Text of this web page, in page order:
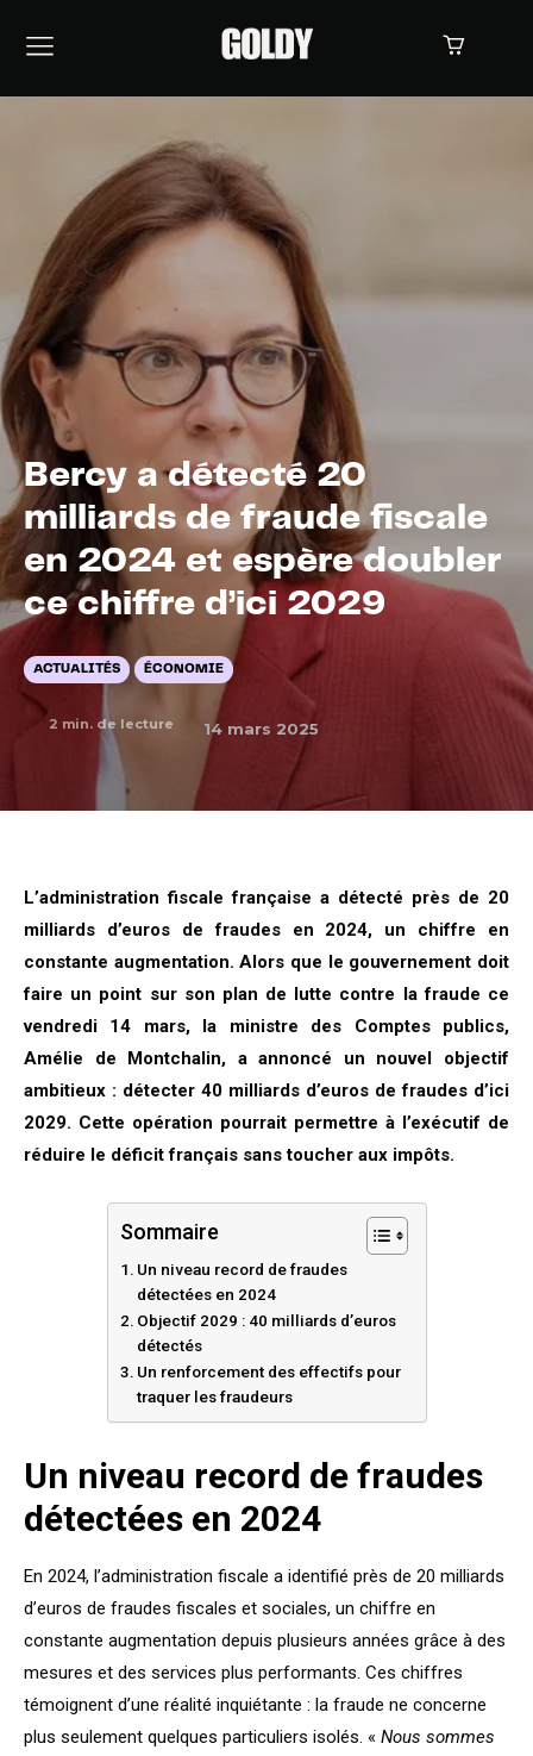
Bercy a détecté 20
milliards de fraude fiscale
en 2024 et espère doubler
ce chiffre d’ici 2029
ACTUALITÉS ÉCONOMIE
2 min. de lecture 14 mars 2025
L’administration fiscale française a détecté près de 20
milliards d’euros de fraudes en 2024, un chiffre en
constante augmentation. Alors que le gouvernement doit
faire un point sur son plan de lutte contre la fraude ce
vendredi 14 mars, la ministre des Comptes publics,
Amélie de Montchalin, a annoncé un nouvel objectif
ambitieux : détecter 40 milliards d’euros de fraudes d’ici
2029. Cette opération pourrait permettre à l’exécutif de
réduire le déficit français sans toucher aux impôts.
Sommaire
Un niveau record de fraudes
détectées en 2024
Objectif 2029 : 40 milliards d’euros
détectés
Un renforcement des effectifs pour
traquer les fraudeurs
Un niveau record de fraudes
détectées en 2024
En 2024, l’administration fiscale a identifié près de 20 milliards
d’euros de fraudes fiscales et sociales, un chiffre en
constante augmentation depuis plusieurs années grâce à des
mesures et des services plus performants. Ces chiffres
témoignent d’une réalité inquiétante : la fraude ne concerne
plus seulement quelques particuliers isolés. « Nous sommes